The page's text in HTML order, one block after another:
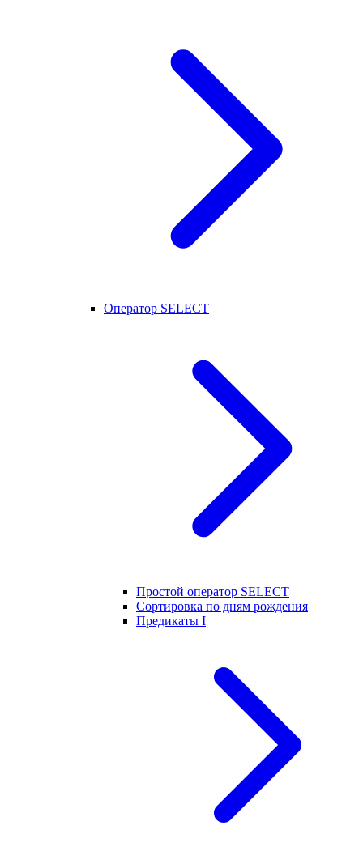
Оператор SELECT
Простой оператор SELECT
Сортировка по дням рождения
Предикаты I